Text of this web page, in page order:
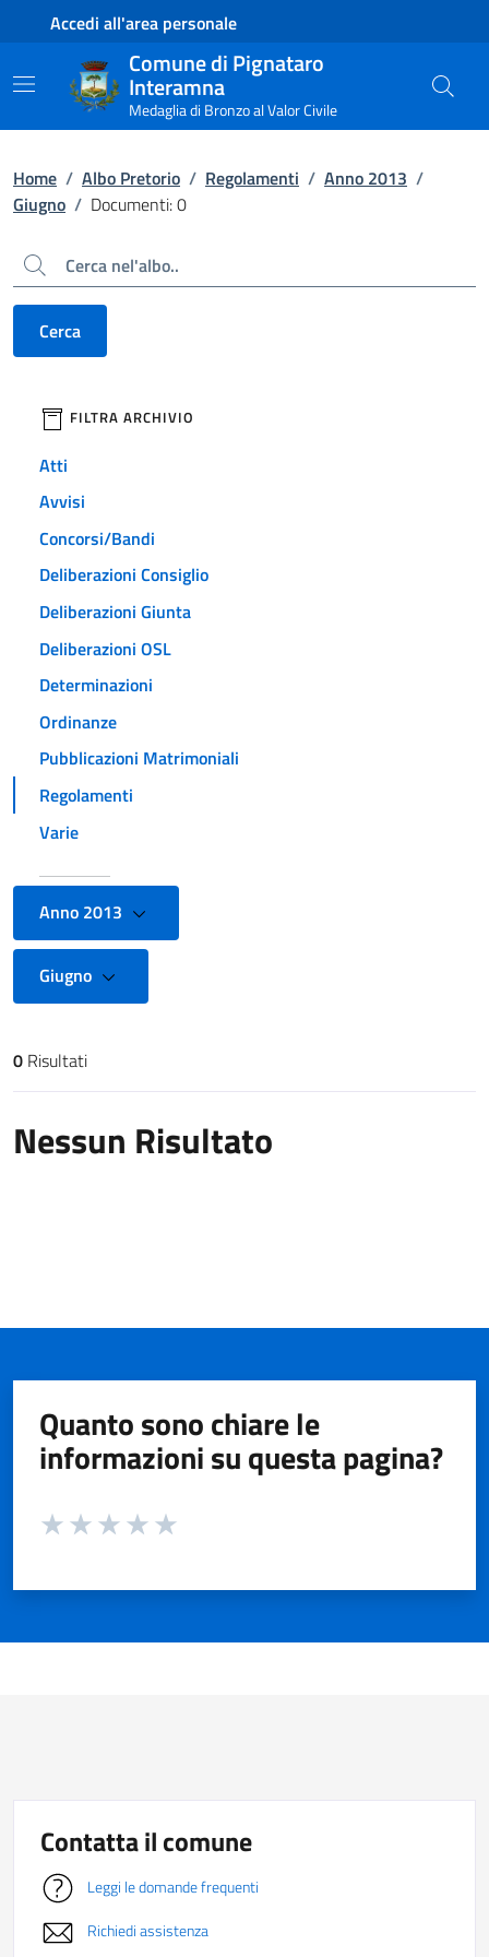
Contenuto principale
Piede di paginaAccedi all'area personale
Comune di Pignataro
Interamna
Medaglia di Bronzo al Valor Civile
Home / Albo Pretorio / Regolamenti / Anno 2013 /
Giugno / Documenti: 0
Cerca
Cerca
filtri da applicare
FILTRA ARCHIVIO
Atti
Avvisi
Concorsi/Bandi
Deliberazioni Consiglio
Deliberazioni Giunta
Deliberazioni OSL
Determinazioni
Ordinanze
Pubblicazioni Matrimoniali
Regolamenti
Varie
Anno 2013
Giugno
Risultati di ricerca
0 Risultati
Nessun Risultato
Quanto sono chiare le
informazioni su questa pagina?
Valuta da 1 a 5 stelle la pagina
Contatta il comune
Leggi le domande frequenti
Richiedi assistenza